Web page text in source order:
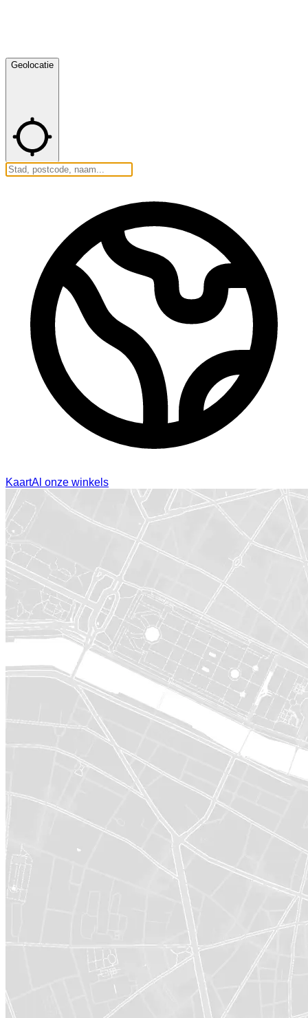
Geolocatie
KaartAl onze winkels